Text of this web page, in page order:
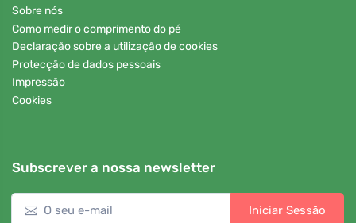
Sobre nós
Como medir o comprimento do pé
Declaração sobre a utilização de cookies
Protecção de dados pessoais
Impressão
Cookies
Subscrever a nossa newsletter
Iniciar Sessão